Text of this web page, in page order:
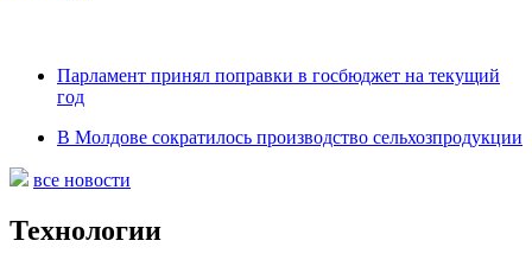
Парламент принял поправки в госбюджет на текущий
год
В Молдове сократилось производство сельхозпродукции
все новости
Технологии